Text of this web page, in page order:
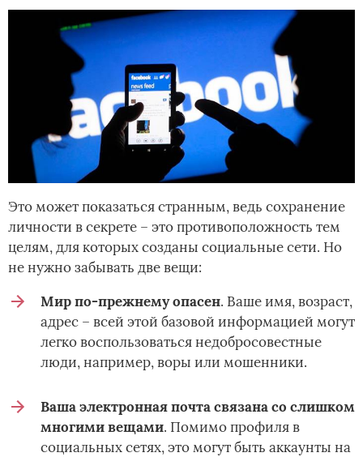
Это может показаться странным, ведь сохранение
личности в секрете – это противоположность тем
целям, для которых созданы социальные сети. Но
не нужно забывать две вещи:
Мир по-прежнему опасен. Ваше имя, возраст,
адрес – всей этой базовой информацией могут
легко воспользоваться недобросовестные
люди, например, воры или мошенники.
Ваша электронная почта связана со слишком
многими вещами. Помимо профиля в
социальных сетях, это могут быть аккаунты на